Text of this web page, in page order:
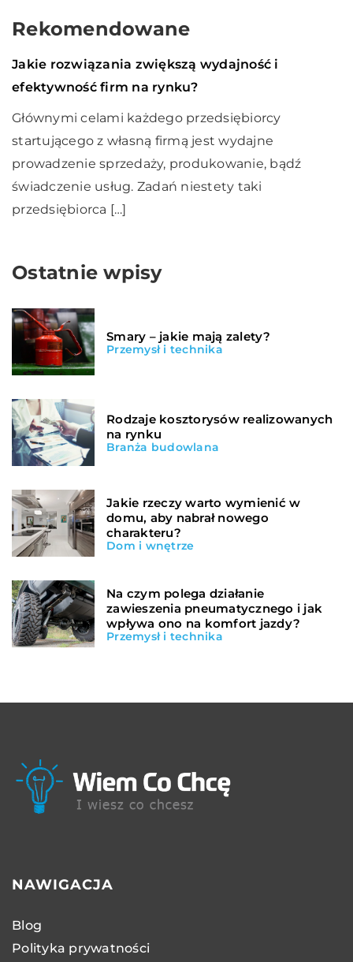
Rekomendowane
13 grudnia 2020
Finanse i rynek
Jakie rozwiązania zwiększą wydajność i
efektywność firm na rynku?
Głównymi celami każdego przedsiębiorcy
startującego z własną firmą jest wydajne
prowadzenie sprzedaży, produkowanie, bądź
świadczenie usług. Zadań niestety taki
przedsiębiorca […]
Ostatnie wpisy
Smary – jakie mają zalety?
Przemysł i technika
Rodzaje kosztorysów realizowanych
na rynku
Branża budowlana
Jakie rzeczy warto wymienić w
domu, aby nabrał nowego
charakteru?
Dom i wnętrze
Na czym polega działanie
zawieszenia pneumatycznego i jak
wpływa ono na komfort jazdy?
Przemysł i technika
NAWIGACJA
Blog
Polityka prywatności